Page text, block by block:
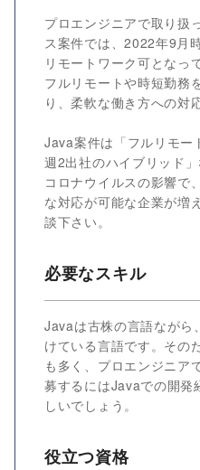
プロエンジニアで取り扱
ス案件では、2022年9月
リモートワーク可となっ
フルリモートや時短勤務
り、柔軟な働き方への対
Java案件は「フルリモー
週2出社のハイブリッド
コロナウイルスの影響で
な対応が可能な企業が増
談下さい。
必要なスキル
Javaは古株の言語ながら
けている言語です。その
も多く、プロエンジニア
募するにはJavaでの開発
しいでしょう。
役立つ資格